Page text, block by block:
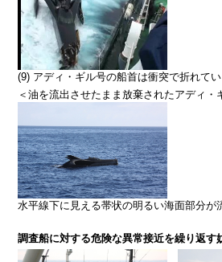
(9) アディ・ギル号の船首は衝突で折れて
＜油を流出させたまま放棄されたアディ・
水平線下に見える帯状の明るい海面部分が
調査船に対する危険な異常接近を繰り返す